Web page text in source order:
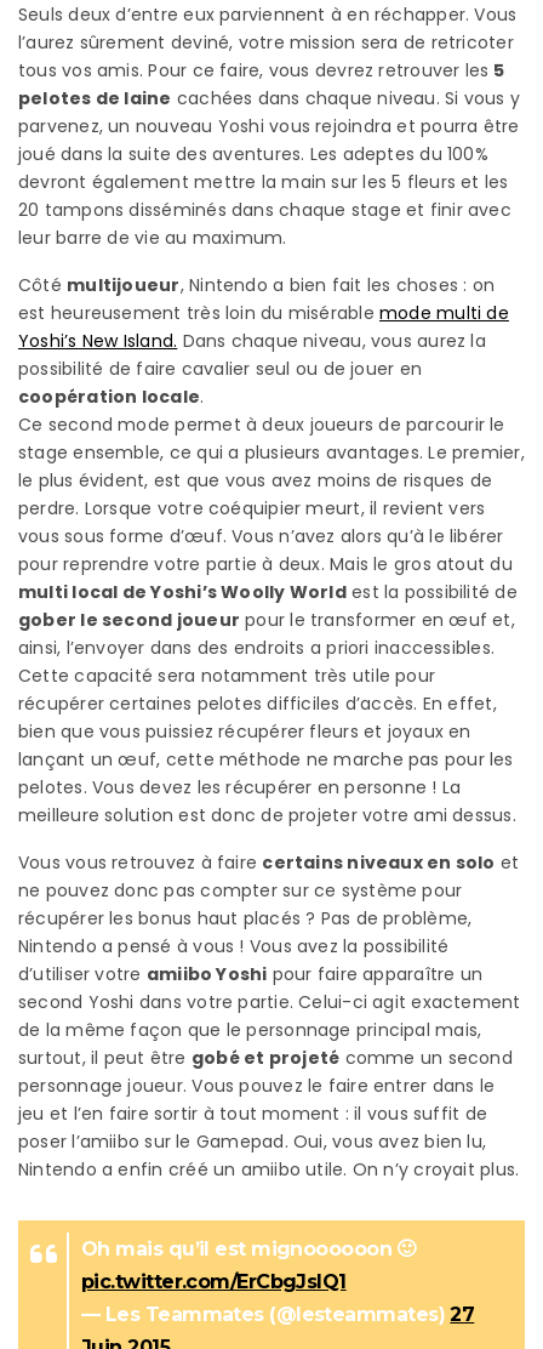
Seuls deux d’entre eux parviennent à en réchapper. Vous
l’aurez sûrement deviné, votre mission sera de retricoter
tous vos amis. Pour ce faire, vous devrez retrouver les 5
pelotes de laine cachées dans chaque niveau. Si vous y
parvenez, un nouveau Yoshi vous rejoindra et pourra être
joué dans la suite des aventures. Les adeptes du 100%
devront également mettre la main sur les 5 fleurs et les
20 tampons disséminés dans chaque stage et finir avec
leur barre de vie au maximum.
Côté multijoueur, Nintendo a bien fait les choses : on
est heureusement très loin du misérablemode multi de
Yoshi’s New Island. Dans chaque niveau, vous aurez la
possibilité de faire cavalier seul ou de jouer en
coopération locale.
Ce second mode permet à deux joueurs de parcourir le
stage ensemble, ce qui a plusieurs avantages. Le premier,
le plus évident, est que vous avez moins de risques de
perdre. Lorsque votre coéquipier meurt, il revient vers
vous sous forme d’œuf. Vous n’avez alors qu’à le libérer
pour reprendre votre partie à deux. Mais le gros atout du
multi local de Yoshi’s Woolly Worldest la possibilité de
gober le second joueur pour le transformer en œuf et,
ainsi, l’envoyer dans des endroits a priori inaccessibles.
Cette capacité sera notamment très utile pour
récupérer certaines pelotes difficiles d’accès. En effet,
bien que vous puissiez récupérer fleurs et joyaux en
lançant un œuf, cette méthode ne marche pas pour les
pelotes. Vous devez les récupérer en personne ! La
meilleure solution est donc de projeter votre ami dessus.
Vous vous retrouvez à faire certains niveaux en solo et
ne pouvez donc pas compter sur ce système pour
récupérer les bonus haut placés ? Pas de problème,
Nintendo a pensé à vous ! Vous avez la possibilité
d’utiliser votre amiibo Yoshi pour faire apparaître un
second Yoshi dans votre partie. Celui-ci agit exactement
de la même façon que le personnage principal mais,
surtout, il peut être gobé et projeté comme un second
personnage joueur. Vous pouvez le faire entrer dans le
jeu et l’en faire sortir à tout moment : il vous suffit de
poser l’amiibo sur le Gamepad. Oui, vous avez bien lu,
Nintendo a enfin créé un amiibo utile. On n’y croyait plus.
Oh mais qu’il est mignoooooon 🙂
pic.twitter.com/ErCbgJslQ1
— Les Teammates (@lesteammates)27